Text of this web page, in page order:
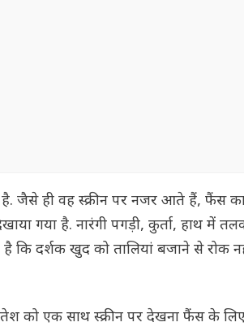
है. जैसे ही वह स्क्रीन पर नजर आते हैं, फैंस
गया है. नारंगी पगड़ी, कुर्ता, हाथ में
कि दर्शक खुद को तालियां बजाने से रोक
को एक साथ स्क्रीन पर देखना फैंस के